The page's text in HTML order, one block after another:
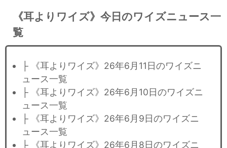
《耳よりワイズ》今日のワイズニュース一
覧
├ 《耳よりワイズ》26年6月11日のワイズニ
ュース一覧
├ 《耳よりワイズ》26年6月10日のワイズニ
ュース一覧
├ 《耳よりワイズ》26年6月9日のワイズニ
ュース一覧
├ 《耳よりワイズ》26年6月8日のワイズニ